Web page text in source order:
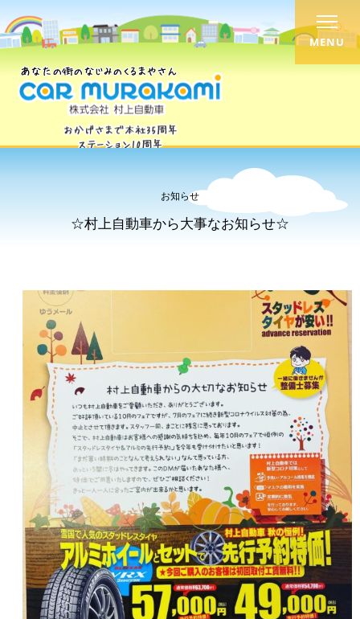
MENU
お知らせ
☆村上自動車から大事なお知らせ☆